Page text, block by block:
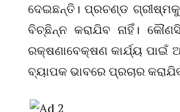
ଦେଇଛନ୍ତି। ପ୍ରଚଣ୍ଡ
ବିଚ୍ଛିନ୍ନ କରାଯିବ ନାହିଁ।
ରକ୍ଷଣାବେକ୍ଷଣ କାର୍ଯ୍ୟ ପାଇଁ
ବ୍ୟାପକ ଭାବରେ ପ୍ରଚାର